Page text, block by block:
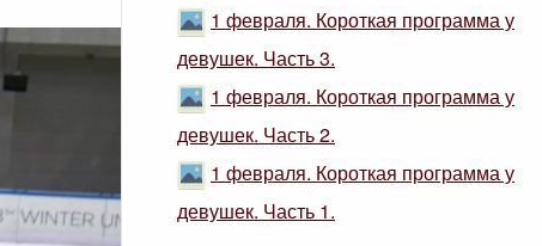
1 февраля. Короткая программа у
девушек. Часть 3.
1 февраля. Короткая программа у
девушек. Часть 2.
1 февраля. Короткая программа у
девушек. Часть 1.